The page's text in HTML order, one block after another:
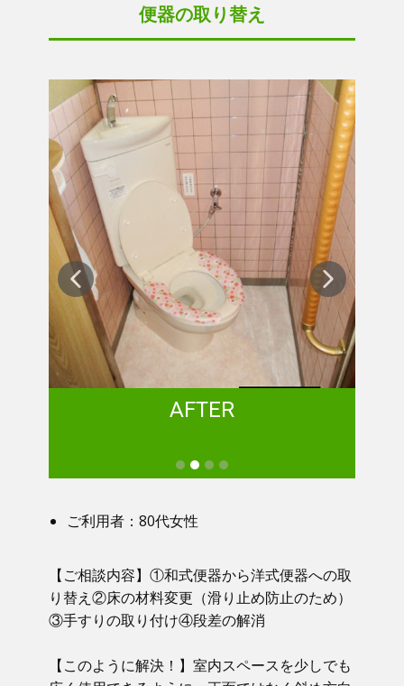
便器の取り替え
AFTER
ご利用者：80代女性
【ご相談内容】①​ 和式便器から洋式便器への取
り替え②床の材料変更（滑り止め防止のため）
③手すりの取り付け④段差の解消
【このように解決！】​​ 室内スペースを少しでも